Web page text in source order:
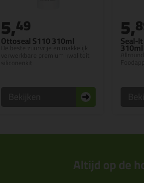
Ottoseal S110 310ml
De beste zuurvrije en makkelijk
5,49
Seal-
310ml
5,
Altijd op de